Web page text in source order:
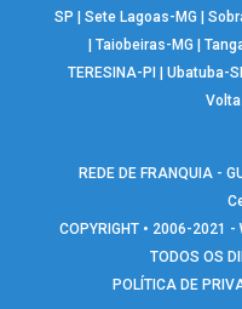
SP
|Sete Lagoas-MG |
Taiobeiras-MG
TERESINA-PI
|Ubatuba-
REDE DE FRANQUIA -
COPYRIGHT • 2006-2021 -
TODOS OS
POLÍTICA DE